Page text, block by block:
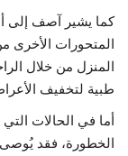
كما يشير آصف إلى
المنزل من خلال
طبية لتخفيف
أما في الحالات
الخطورة، فقد يُوصى